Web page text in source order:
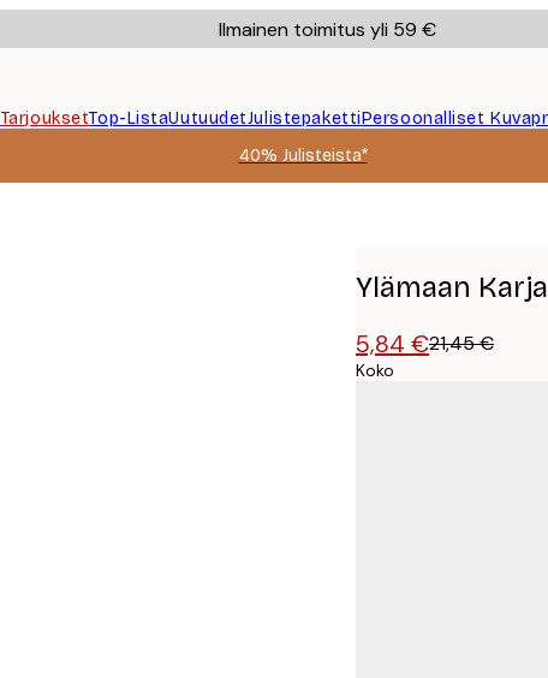
Ilmainen toimitus yli 59 €
TarjouksetTop-ListaUutuudetJulistepakettiPersoonalliset
40% Julisteista*
Ylämaan
5,84 €21,45 €
Koko